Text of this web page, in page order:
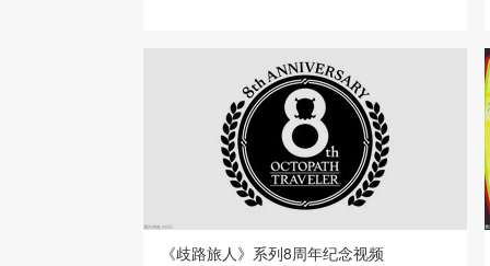
《歧路旅人》系列8周年纪念视频